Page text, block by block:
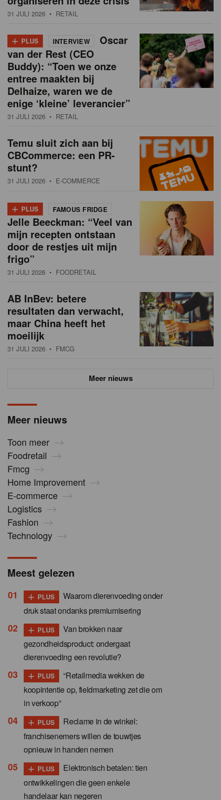
Meer nieuws
Toon meer
Foodretail
Fmcg
Home Improvement
E-commerce
Logistics
Fashion
Technology
31 JULI 2026 • RETAIL
+ PLUS INTERVIEW
Oscar
van der Rest (CEO
Buddy): “Toen we onze
entree maakten bij
Delhaize, waren we de
enige ‘kleine’ leverancier”
31 JULI 2026 • RETAIL
Temu sluit zich aan bij
CBCommerce: een PR-
stunt?
31 JULI 2026 • E-COMMERCE
+ PLUS FAMOUS FRIDGE
Jelle Beeckman: “Veel van
mijn recepten ontstaan
door de restjes uit mijn
frigo”
31 JULI 2026 • FOODRETAIL
AB InBev: betere
resultaten dan verwacht,
maar China heeft het
moeilijk
31 JULI 2026 • FMCG
Meer nieuws
Meest gelezen
+ PLUS
Waarom dierenvoeding onder
druk staat ondanks premiumisering
+ PLUS
Van brokken naar
gezondheidsproduct: ondergaat
dierenvoeding een revolutie?
+ PLUS
“Retailmedia wekken de
koopintentie op, fieldmarketing zet die om
in verkoop”
+ PLUS
Reclame in de winkel:
franchisenemers willen de touwtjes
opnieuw in handen nemen
+ PLUS
Elektronisch betalen: tien
ontwikkelingen die geen enkele
handelaar kan negeren